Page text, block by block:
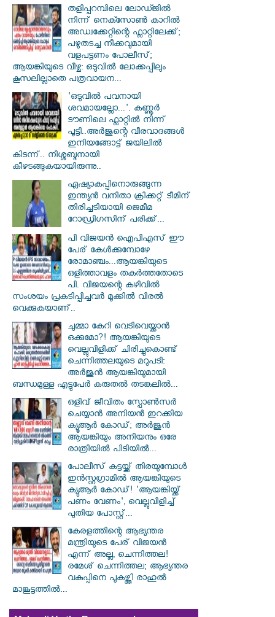
തളിപ്പറമ്പിലെ ലോഡ്ജിൽ
നിന്ന് നെക്സോൺ കാറിൽ
അഡ്വക്കേറ്റിന്റെ ഫ്ലാറ്റിലേക്ക്;
പഴുതടച്ച നീക്കവുമായി
വളപട്ടണം പോലീസ്;
ആയങ്കിയുടെ വീഴ്ച: ഒടുവിൽ ലോക്കപ്പിലും
കൂസലില്ലാതെ പത്രവായന...
'ഒടുവിൽ പവനായി
ശവമായല്ലോ...'. കണ്ണൂര്‍
ടൗണിലെ ഫ്ലാറ്റിൽ നിന്ന്
പൂട്ടി..അർജുന്റെ വീരവാദങ്ങൾ
ഇനിയങ്ങോട്ട് ജയിലിൽ
കിടന്ന്.. നിശ്ശബ്ദനായി
കീഴടങ്ങുകയായിരുന്നു..
ഏഷ്യാകപ്പിനൊരുങ്ങുന്ന
ഇന്ത്യൻ വനിതാ ക്രിക്കറ്റ് ടീമിന്
തിരിച്ചടിയായി ജെമീമ
റോഡ്രിഗസിന് പരിക്ക്...
പി വിജയന്‍ ഐപിഎസ് ഈ
പേര് കേൾക്കുമ്പോഴേ
രോമാഞ്ചം...ആയങ്കിയുടെ
ഒളിത്താവളം തകര്‍ത്തതോടെ
പി. വിജയന്റെ കഴിവില്‍
സംശയം പ്രകടിപ്പിച്ചവര്‍ മൂക്കില്‍ വിരല്‍
വെക്കുകയാണ്..
ചുമ്മാ കേറി വെടിവെയ്ക്കാൻ
ഒക്കുമോ?! ആയങ്കിയുടെ
വെല്ലുവിളിക്ക് ചിരിച്ചുകൊണ്ട്
ചെന്നിത്തലയുടെ മറുപടി:
അർജുൻ ആയങ്കിയുമായി
ബന്ധമുള്ള എട്ടുപേർ കരുതൽ തടങ്കലിൽ...
ഒളിവ് ജീവിതം സ്പോൺസർ
ചെയ്യാൻ അനിയൻ ഇറക്കിയ
ക്യൂആർ കോഡ്; അർജുൻ
ആയങ്കിയും അനിയനും ഒരേ
രാത്രിയിൽ പിടിയിൽ...
പോലീസ് കട്ടയ്ക്ക് തിരയുമ്പോൾ
ഇൻസ്റ്റഗ്രാമിൽ ആയങ്കിയുടെ
ക്യുആർ കോഡ്! 'ആയങ്കിയ്ക്ക്
പണം വേണം', വെല്ലുവിളിച്ച്
പുതിയ പോസ്റ്റ്...
കേരളത്തിന്റെ ആഭ്യന്തര
മന്ത്രിയുടെ പേര് വിജയൻ
എന്ന് അല്ല, ചെന്നിത്തല!
രമേശ് ചെന്നിത്തല; ആഭ്യന്തര
വകുപ്പിനെ പുകഴ്ത്തി രാഹുൽ
മാങ്കൂട്ടത്തിൽ...